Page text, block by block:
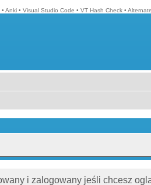
• Anki • Visual Studio Code • VT Hash Check •
i zalogowany jeśli chcesz